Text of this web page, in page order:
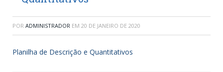
POR ADMINISTRADOR EM 20 DE JANEIRO DE 2020
Planilha de Descrição e Quantitativos